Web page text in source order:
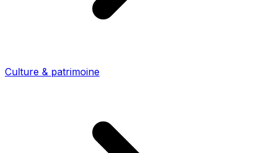
Culture & patrimoine